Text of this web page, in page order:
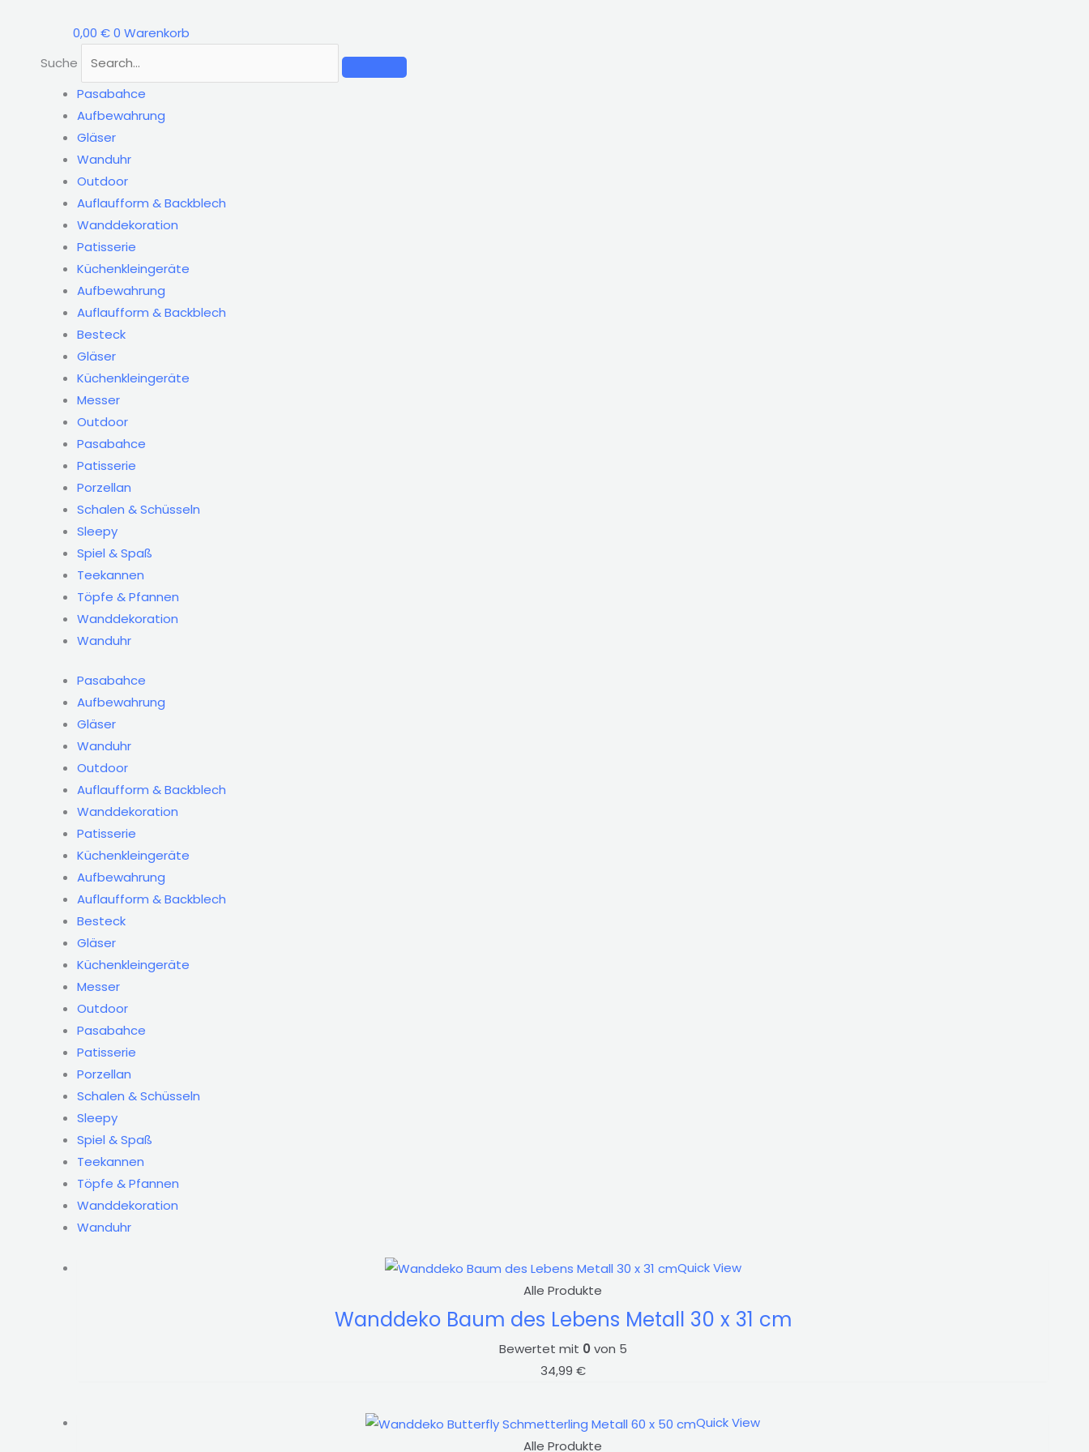
0,00 €0 Warenkorb
Suche
Pasabahce
Aufbewahrung
Gläser
Wanduhr
Outdoor
Auflaufform & Backblech
Wanddekoration
Patisserie
Küchenkleingeräte
Aufbewahrung
Auflaufform & Backblech
Besteck
Gläser
Küchenkleingeräte
Messer
Outdoor
Pasabahce
Patisserie
Porzellan
Schalen & Schüsseln
Sleepy
Spiel & Spaß
Teekannen
Töpfe & Pfannen
Wanddekoration
Wanduhr
Pasabahce
Aufbewahrung
Gläser
Wanduhr
Outdoor
Auflaufform & Backblech
Wanddekoration
Patisserie
Küchenkleingeräte
Aufbewahrung
Auflaufform & Backblech
Besteck
Gläser
Küchenkleingeräte
Messer
Outdoor
Pasabahce
Patisserie
Porzellan
Schalen & Schüsseln
Sleepy
Spiel & Spaß
Teekannen
Töpfe & Pfannen
Wanddekoration
Wanduhr
Quick View
Alle Produkte
Wanddeko Baum des Lebens Metall 30 x 31 cm
Bewertet mit 0 von 5
34,99 €
Quick View
Alle Produkte